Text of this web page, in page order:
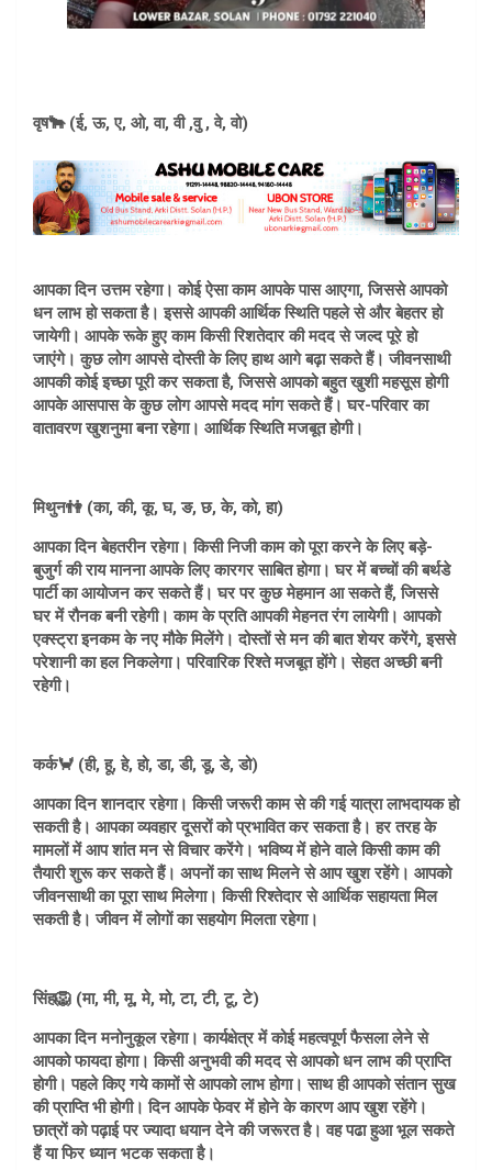
वृष🐂 (ई, ऊ, ए, ओ, वा, वी ,वु , वे, वो)
आपका दिन उत्तम रहेगा। कोई ऐसा काम आपके पास आएगा, जिससे आपको
धन लाभ हो सकता है। इससे आपकी आर्थिक स्थिति पहले से और बेहतर हो
जायेगी। आपके रूके हुए काम किसी रिशतेदार की मदद से जल्द पूरे हो
जाएंगे। कुछ लोग आपसे दोस्ती के लिए हाथ आगे बढ़ा सकते हैं। जीवनसाथी
आपकी कोई इच्छा पूरी कर सकता है, जिससे आपको बहुत खुशी महसूस होगी
आपके आसपास के कुछ लोग आपसे मदद मांग सकते हैं। घर-परिवार का
वातावरण खुशनुमा बना रहेगा। आर्थिक स्थिति मजबूत होगी।
मिथुन👫 (का, की, कू, घ, ङ, छ, के, को, हा)
आपका दिन बेहतरीन रहेगा। किसी निजी काम को पूरा करने के लिए बड़े-
बुजुर्ग की राय मानना आपके लिए कारगर साबित होगा। घर में बच्चों की बर्थडे
पार्टी का आयोजन कर सकते हैं। घर पर कुछ मेहमान आ सकते हैं, जिससे
घर में रौनक बनी रहेगी। काम के प्रति आपकी मेहनत रंग लायेगी। आपको
एक्स्ट्रा इनकम के नए मौके मिलेंगे। दोस्तों से मन की बात शेयर करेंगे, इससे
परेशानी का हल निकलेगा। परिवारिक रिश्ते मजबूत होंगे। सेहत अच्छी बनी
रहेगी।
कर्क🦀 (ही, हू, हे, हो, डा, डी, डू, डे, डो)
आपका दिन शानदार रहेगा। किसी जरूरी काम से की गई यात्रा लाभदायक हो
सकती है। आपका व्यवहार दूसरों को प्रभावित कर सकता है। हर तरह के
मामलों में आप शांत मन से विचार करेंगे। भविष्य में होने वाले किसी काम की
तैयारी शुरू कर सकते हैं। अपनों का साथ मिलने से आप खुश रहेंगे। आपको
जीवनसाथी का पूरा साथ मिलेगा। किसी रिश्तेदार से आर्थिक सहायता मिल
सकती है। जीवन में लोगों का सहयोग मिलता रहेगा।
सिंह🦁 (मा, मी, मू, मे, मो, टा, टी, टू, टे)
आपका दिन मनोनुकूल रहेगा। कार्यक्षेत्र में कोई महत्वपूर्ण फैसला लेने से
आपको फायदा होगा। किसी अनुभवी की मदद से आपको धन लाभ की प्राप्ति
होगी। पहले किए गये कामों से आपको लाभ होगा। साथ ही आपको संतान सुख
की प्राप्ति भी होगी। दिन आपके फेवर में होने के कारण आप खुश रहेंगे।
छात्रों को पढ़ाई पर ज्यादा धयान देने की जरूरत है। वह पढा हुआ भूल सकते
हैं या फिर ध्यान भटक सकता है।